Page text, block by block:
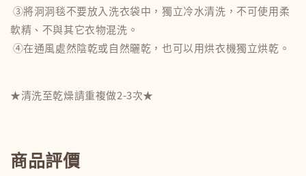
③將洞洞毯不要放入洗衣袋中，獨立冷水清洗，不可使用柔
軟精、不與其它衣物混洗。
④在通風處然陰乾或自然曬乾，也可以用烘衣機獨立烘乾。
★清洗至乾燥請重複做2-3次★
商品評價